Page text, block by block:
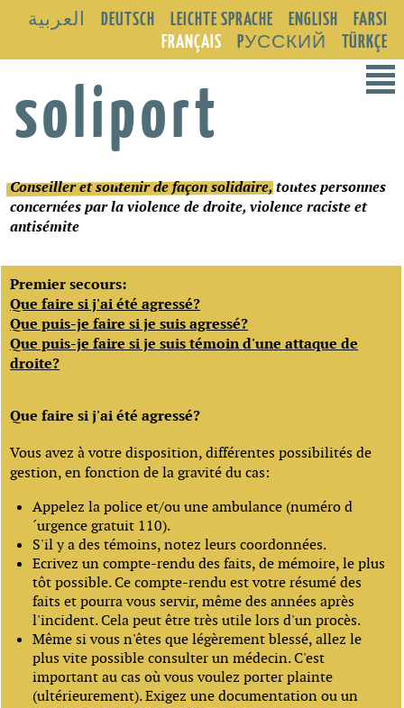
العربية DEUTSCH LEICHTE SPRACHE ENGLISH
FARSI
FRANÇAIS
PУССКИЙ TÜRKÇE
²
soliport
Conseiller et soutenir de façon solidaire, toutes personnes
concernées par la violence de droite, violence raciste et
antisémite
Premier secours:
Que faire si j'ai été agressé?
Que puis-je faire si je suis agressé?
Que puis-je faire si je suis témoin d'une attaque de
droite?
Que faire si j'ai été agressé?
Vous avez à votre disposition, différentes possibilités de
gestion, en fonction de la gravité du cas:
Appelez la police et/ou une ambulance (numéro d
´urgence gratuit 110).
S'il y a des témoins, notez leurs coordonnées.
Ecrivez un compte-rendu des faits, de mémoire, le plus
tôt possible. Ce compte-rendu est votre résumé des
faits et pourra vous servir, même des années après
l'incident. Cela peut être très utile lors d'un procès.
Même si vous n'êtes que légèrement blessé, allez le
plus vite possible consulter un médecin. C'est
important au cas où vous voulez porter plainte
(ultérieurement). Exigez une documentation ou un